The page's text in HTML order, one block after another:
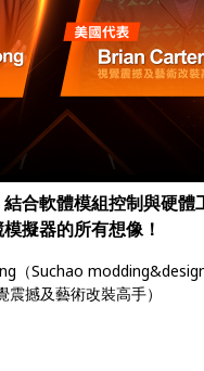
合軟體模組控制與硬
擬器的所有想像！
（Suchao modding&design
撼及藝術改裝高手）